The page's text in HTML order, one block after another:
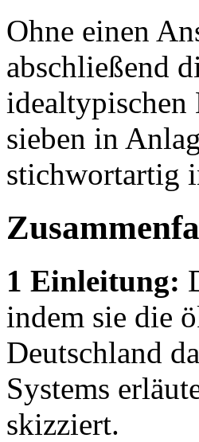
Ohne einen
abschließend
idealtypischen
sieben in
stichwortartig
1 Einleitung:
indem sie die
Deutschland
Systems
skizziert.